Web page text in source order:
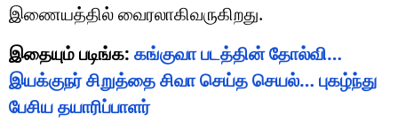
இணையத்தில் வைரலாகிவருகிறது.
இதையும் படிங்க: கங்குவா படத்தின் தோல்வி…
இயக்குநர் சிறுத்தை சிவா செய்த செயல்… புகழ்ந்து
பேசிய தயாரிப்பாளர்